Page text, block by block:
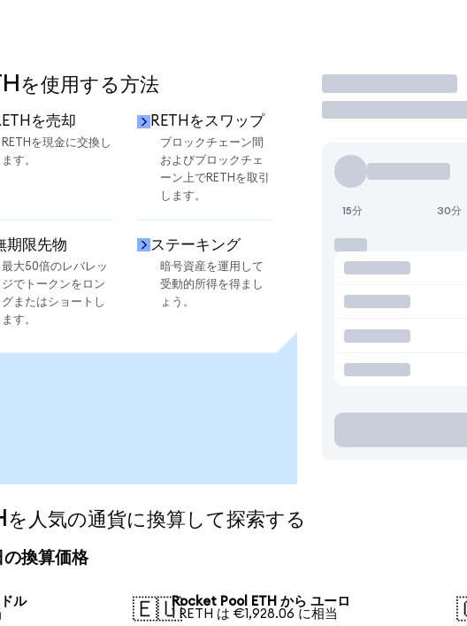
使用する方法
を売却
RETHを現金に交換し
ます。
RETHをスワップ
ブロックチェーン間
およびブロックチェ
ーン上でRETHを取引
します。
期限先物
最大50倍のレバレッ
ジでトークンをロン
グまたはショートし
ます。
ステーキング
暗号資産を運用して
受動的所得を得まし
ょう。
取引
15分 30分
気の通貨に換算して探索する
換算価格
ル
🇪🇺Rocket Pool ETH から ユーロ
1 RETH は €1,928.06 に相当